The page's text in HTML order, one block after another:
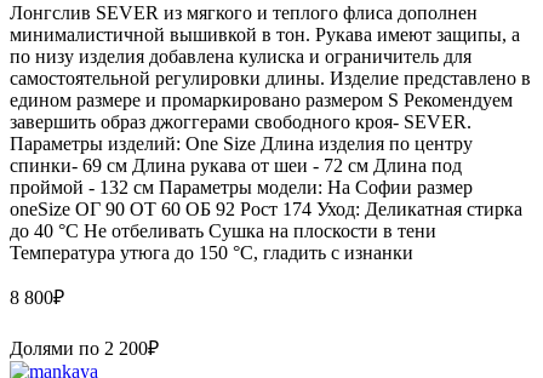
Лонгслив SEVER из мягкого и теплого флиса дополнен
минималистичной вышивкой в тон. Рукава имеют защипы, а
по низу изделия добавлена кулиска и ограничитель для
самостоятельной регулировки длины. Изделие представлено в
едином размере и промаркировано размером S Рекомендуем
завершить образ джоггерами свободного кроя- SEVER.
Параметры изделий: One Size Длина изделия по центру
спинки- 69 см Длина рукава от шеи - 72 см Длина под
проймой - 132 см Параметры модели: На Софии размер
oneSize ОГ 90 ОТ 60 ОБ 92 Рост 174 Уход: Деликатная стирка
до 40 °C Не отбеливать Сушка на плоскости в тени
Температура утюга до 150 °C, гладить с изнанки
8 800₽
Долями по 2 200₽